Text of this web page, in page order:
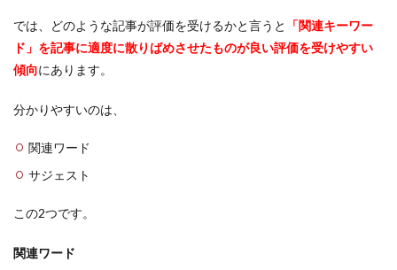
では、どのような記事が評価を受けるかと言うと
「関連キーワー
ド」を記事に適度に散りばめさせたものが良い評価を受けやすい
傾向にあります。
分かりやすいのは、
関連ワード
サジェスト
この2つです。
関連ワード